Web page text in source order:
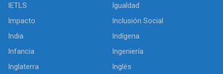
IETLS
Igualdad
Impacto
Inclusión Social
India
Indígena
Infancia
Ingeniería
Inglaterra
Inglés